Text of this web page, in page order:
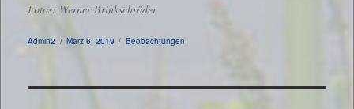
Fotos: Werner Brinkschröder
Autor
Admin2
Veröffentlicht
März 6, 2019 Kategorien
Beobachtungen